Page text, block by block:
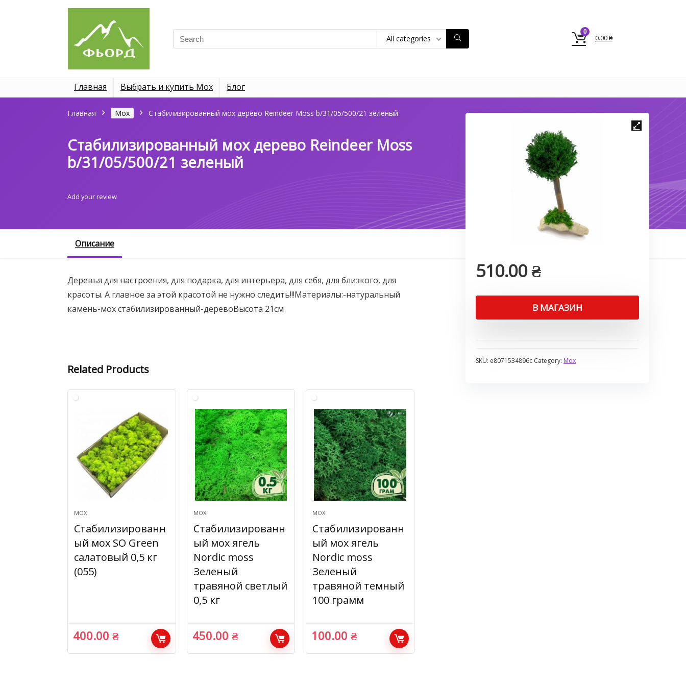
Search
for:
All categories
0
0.00₴
Главная Выбрать и купить Мох Блог
Главная Мох Стабилизированный мох дерево Reindeer Moss b/31/05/500/21 зеленый
Стабилизированный мох дерево Reindeer Moss
b/31/05/500/21 зеленый
510.00₴
В МАГАЗИН
SKU: e8071534896c Category: Мох
Add your review
Описание
Деревья для настроения, для подарка, для интерьера, для себя, для близкого, для
красоты. А главное за этой красотой не нужно следить!!!Материалы:-натуральный
камень-мох стабилизированный-деревоВысота 21см
Related Products
МОХ
Стабилизированн
ый мох SO Green
салатовый 0,5 кг
(055)
400.00₴
МОХ
Стабилизированн
ый мох ягель
Nordic moss
Зеленый
травяной светлый
0,5 кг
450.00 ₴
МОХ
Стабилизированн
ый мох ягель
Nordic moss
Зеленый
травяной темный
100 грамм
100.00₴